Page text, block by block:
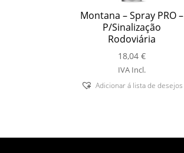
Montana – Spray PRO –
P/Sinalização
Rodoviária
18,04€
IVA Incl.
Adicionar á lista de desejos